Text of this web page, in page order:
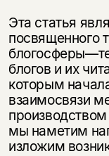
Эта статья
посвященного
блогов и их
которым
взаимосвязи
мы наметим
изложим